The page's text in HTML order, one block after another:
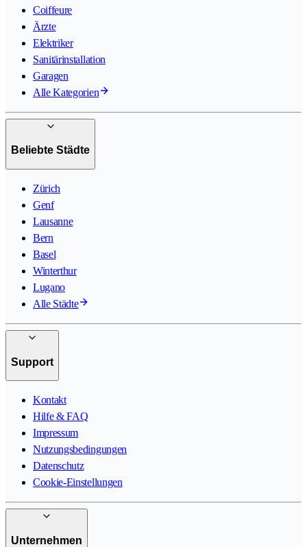
Coiffeure
Ärzte
Elektriker
Sanitärinstallation
Garagen
Alle Kategorien
Beliebte Städte
Zürich
Genf
Lausanne
Bern
Basel
Winterthur
Lugano
Alle Städte
Support
Kontakt
Hilfe & FAQ
Impressum
Nutzungsbedingungen
Datenschutz
Cookie-Einstellungen
Unternehmen